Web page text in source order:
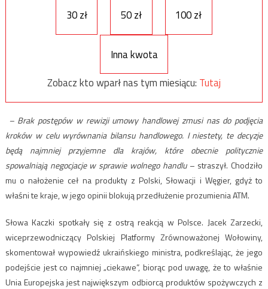
30 zł 50 zł 100 zł
Inna kwota
Zobacz kto wparł nas tym miesiącu: Tutaj
– Brak postępów w rewizji umowy handlowej zmusi nas do podjęcia
kroków w celu wyrównania bilansu handlowego. I niestety, te decyzje
będą najmniej przyjemne dla krajów, które obecnie politycznie
spowalniają negocjacje w sprawie wolnego handlu– straszył. Chodziło
mu o nałożenie ceł na produkty z Polski, Słowacji i Węgier, gdyż to
właśni te kraje, w jego opinii blokują przedłużenie prozumienia ATM.
Słowa Kaczki spotkały się z ostrą reakcją w Polsce. Jacek Zarzecki,
wiceprzewodniczący Polskiej Platformy Zrównoważonej Wołowiny,
skomentował wypowiedź ukraińskiego ministra, podkreślając, że jego
podejście jest co najmniej „ciekawe”, biorąc pod uwagę, że to właśnie
Unia Europejska jest największym odbiorcą produktów spożywczych z